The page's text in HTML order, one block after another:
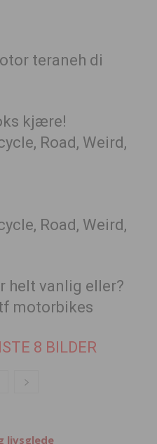
kjære!
helt vanlig eller?
8 BILDER
livsglede